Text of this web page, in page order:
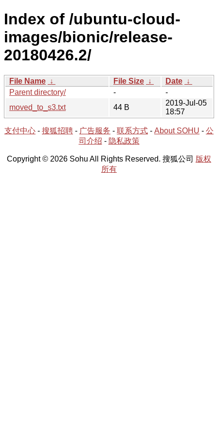
Index of /ubuntu-cloud-
images/bionic/release-
20180426.2/
File Name ↓ File Size ↓ Date ↓
Parent directory/
-
-
moved_to_s3.txt
44 B
2019-Jul-05
18:57
支付中心 - 搜狐招聘 - 广告服务 - 联系方式 - About SOHU - 公
司介绍 - 隐私政策
Copyright © 2026 Sohu All Rights Reserved. 搜狐公司 版权
所有